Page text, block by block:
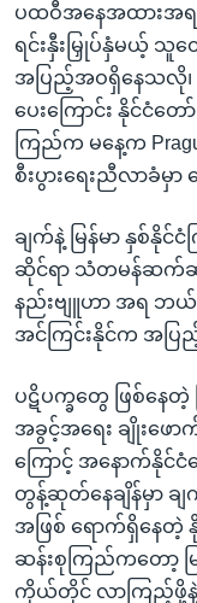
ရှာဖွေ
နေရာ
သို့
ကျော်
ဘာသာစကားများ
ပထဝီအနေအထားအရ
ရင်းနှီးမြှုပ်နှံမယ့်
အပြည့်အဝရှိနေသလို
ပေးကြောင်း နိုင်ငံတ
ကြည်က မနေ့က
စီးပွားရေးညီလာခံမှာ
ချက်နဲ့ မြန်မာ နှစ်နိုင်
ဆိုင်ရာ သံတမန်ဆက်ဆံ
နည်းဗျူဟာ အရ ဘယ်
အင်ကြင်းနိုင်က အပြ
ပဋိပက္ခတွေ ဖြစ်နေတဲ့
အခွင့်အရေး ချိုးဖ
ကြောင့် အနောက်နိုင်ငံ
တွန့်ဆုတ်နေချိန်မှာ ခ
အဖြစ် ရောက်ရှိနေတဲ့
ဆန်းစုကြည်ကတော့ မ
ကိုယ်တိုင် လာကြည့်ဖို့နဲ့